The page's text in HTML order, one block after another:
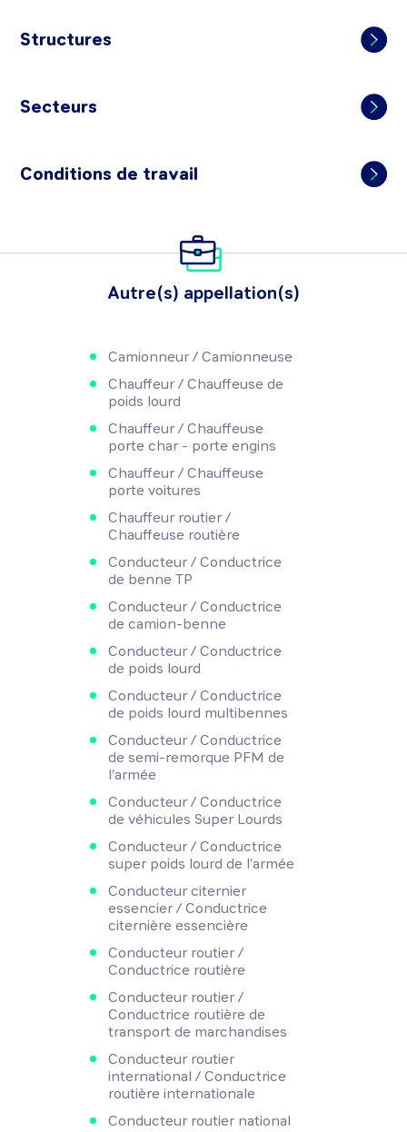
Structures
Secteurs
Conditions de travail
Autre(s) appellation(s)
Camionneur / Camionneuse
Chauffeur / Chauffeuse de
poids lourd
Chauffeur / Chauffeuse
porte char - porte engins
Chauffeur / Chauffeuse
porte voitures
Chauffeur routier /
Chauffeuse routière
Conducteur / Conductrice
de benne TP
Conducteur / Conductrice
de camion-benne
Conducteur / Conductrice
de poids lourd
Conducteur / Conductrice
de poids lourd multibennes
Conducteur / Conductrice
de semi-remorque PFM de
l'armée
Conducteur / Conductrice
de véhicules Super Lourds
Conducteur / Conductrice
super poids lourd de l'armée
Conducteur citernier
essencier / Conductrice
citernière essencière
Conducteur routier /
Conductrice routière
Conducteur routier /
Conductrice routière de
transport de marchandises
Conducteur routier
international / Conductrice
routière internationale
Conducteur routier national